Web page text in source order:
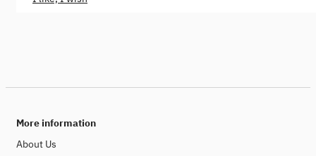
More information
About Us